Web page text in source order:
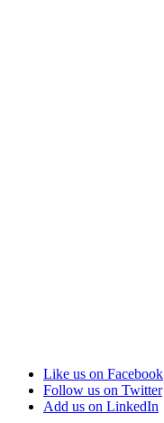
Like us on Facebook
Follow us on Twitter
Add us on LinkedIn